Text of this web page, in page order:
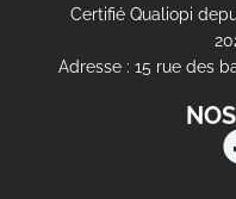
Certifié Qualiopi
Adresse : 15 rue des